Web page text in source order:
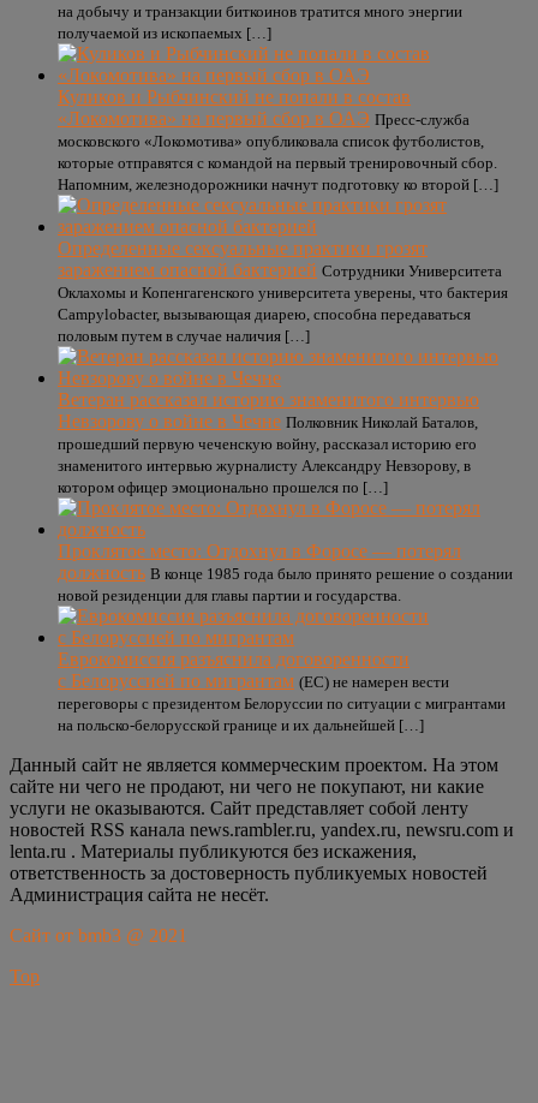
на добычу и транзакции биткоинов тратится много энергии
получаемой из ископаемых […]
Куликов и Рыбчинский не попали в состав
«Локомотива» на первый сбор в ОАЭ Пресс-служба
московского «Локомотива» опубликовала список футболистов,
которые отправятся с командой на первый тренировочный сбор.
Напомним, железнодорожники начнут подготовку ко второй […]
Определенные сексуальные практики грозят
заражением опасной бактерией Сотрудники Университета
Оклахомы и Копенгагенского университета уверены, что бактерия
Campylobacter, вызывающая диарею, способна передаваться
половым путем в случае наличия […]
Ветеран рассказал историю знаменитого интервью
Невзорову о войне в Чечне Полковник Николай Баталов,
прошедший первую чеченскую войну, рассказал историю его
знаменитого интервью журналисту Александру Невзорову, в
котором офицер эмоционально прошелся по […]
Проклятое место: Отдохнул в Форосе — потерял
должность В конце 1985 года было принято решение о создании
новой резиденции для главы партии и государства.
Еврокомиссия разъяснила договоренности
с Белоруссией по мигрантам (ЕС) не намерен вести
переговоры с президентом Белоруссии по ситуации с мигрантами
на польско-белорусской границе и их дальнейшей […]
Данный сайт не является коммерческим проектом. На этом
сайте ни чего не продают, ни чего не покупают, ни какие
услуги не оказываются. Сайт представляет собой ленту
новостей RSS канала news.rambler.ru, yandex.ru, newsru.com и
lenta.ru . Материалы публикуются без искажения,
ответственность за достоверность публикуемых новостей
Администрация сайта не несёт.
Сайт от bmb3 @ 2021
Top